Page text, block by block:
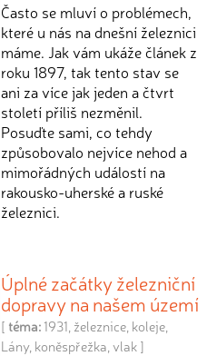
Často se mluví o problémech,
které u nás na dnešní železnici
máme. Jak vám ukáže článek z
roku 1897, tak tento stav se
ani za více jak jeden a čtvrt
století příliš nezměnil.
Posuďte sami, co tehdy
způsobovalo nejvíce nehod a
mimořádných událostí na
rakousko-uherské a ruské
železnici.
Úplné začátky železniční
dopravy na našem území
[ téma: 1931 železnice koleje
Lány, koněspřežka vlak ]